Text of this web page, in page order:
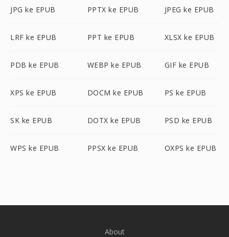
JPG ke EPUB PPTX ke EPUB JPEG ke EPUB
LRF ke EPUB PPT ke EPUB XLSX ke EPUB
PDB ke EPUB WEBP ke EPUB GIF ke EPUB
XPS ke EPUB DOCM ke EPUB PS ke EPUB
SK ke EPUB DOTX ke EPUB PSD ke EPUB
WPS ke EPUB PPSX ke EPUB OXPS ke EPUB
About